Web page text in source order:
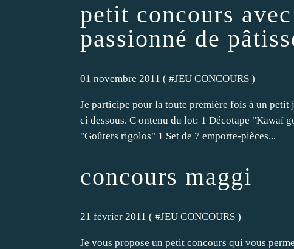
petit concours
passionné de
01 novembre 2011 ( #JEU CONCOURS )
Je participe pour la toute première fois à un
ci dessous. C ontenu du lot: 1 Décotape "Kawaï
"Goûters rigolos" 1 Set de 7 emporte-pièces...
concours maggi
21 février 2011 ( #JEU CONCOURS )
Je vous propose un petit concours qui vous